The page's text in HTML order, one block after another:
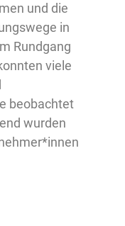
und die
in
Rundgang
viele
beobachtet
wurden